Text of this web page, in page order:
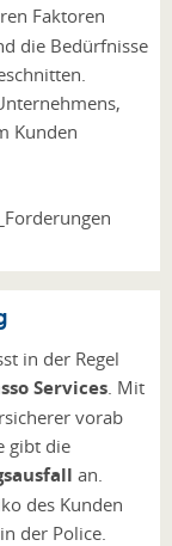
Faktoren
die Bedürfnisse
Kunden
in der Regel
Services . Mit
vorab
gibt die
an.
des Kunden
der Police.